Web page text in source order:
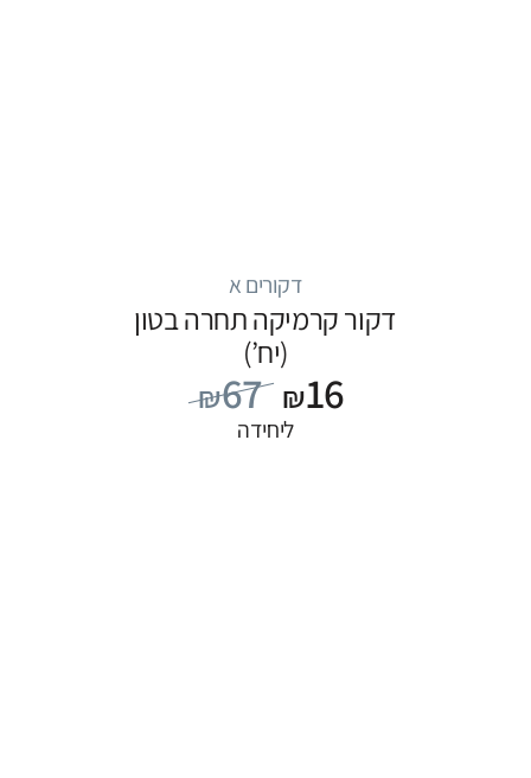
דקורים א
דקור קרמיקה תחרה בטון
(יח’)
₪67 ₪16
ליחידה